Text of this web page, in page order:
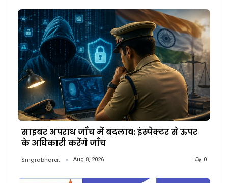
साइबर अपराध जाँच में बदलाव: इंस्पेक्टर से ऊपर
के अधिकारी करेंगे जाँच
Smgrabharat Aug 8, 2026 0